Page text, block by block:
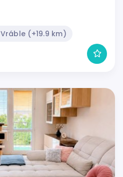
Vráble (+19.9 km)